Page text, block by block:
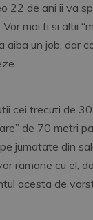
22 de ani ii va
mai fi si altii
aiba un job, dar
cei trecuti de
de 70 metri
jumatate din
ramane cu el,
acesta de